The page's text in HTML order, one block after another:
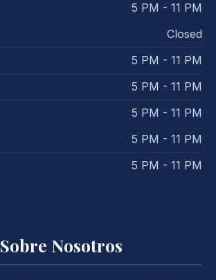
5 PM - 11 PM
Closed
5 PM - 11 PM
5 PM - 11 PM
5 PM - 11 PM
5 PM - 11 PM
5 PM - 11 PM
Sobre Nosotros